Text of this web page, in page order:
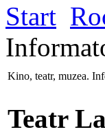
Start
Kino, teatr, muzea.
Teatr